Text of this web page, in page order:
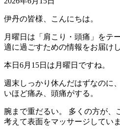
伊丹の皆様、こんにちは。
月曜日は「肩こり・頭痛」をテ
適に過ごすための情報をお届け
本日6月15日は月曜日ですね。
週末しっかり休んだはずなのに
いほど痛み、頭痛がする。
腕まで重だるい。 多くの方が、
考えて表面をマッサージしていま